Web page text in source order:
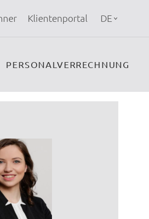
Klientenportal DE
PERSONALVERRECHNUNG